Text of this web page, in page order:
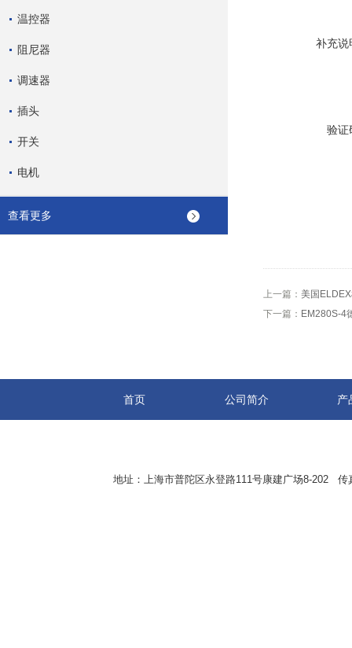
温控器
阻尼器
调速器
插头
开关
电机
查看更多
补充说
验证
上一篇： 美国
下一篇： EM280S-4
首页 公司简介 产
地址：上海市普陀区永登路111号康建广场8-202